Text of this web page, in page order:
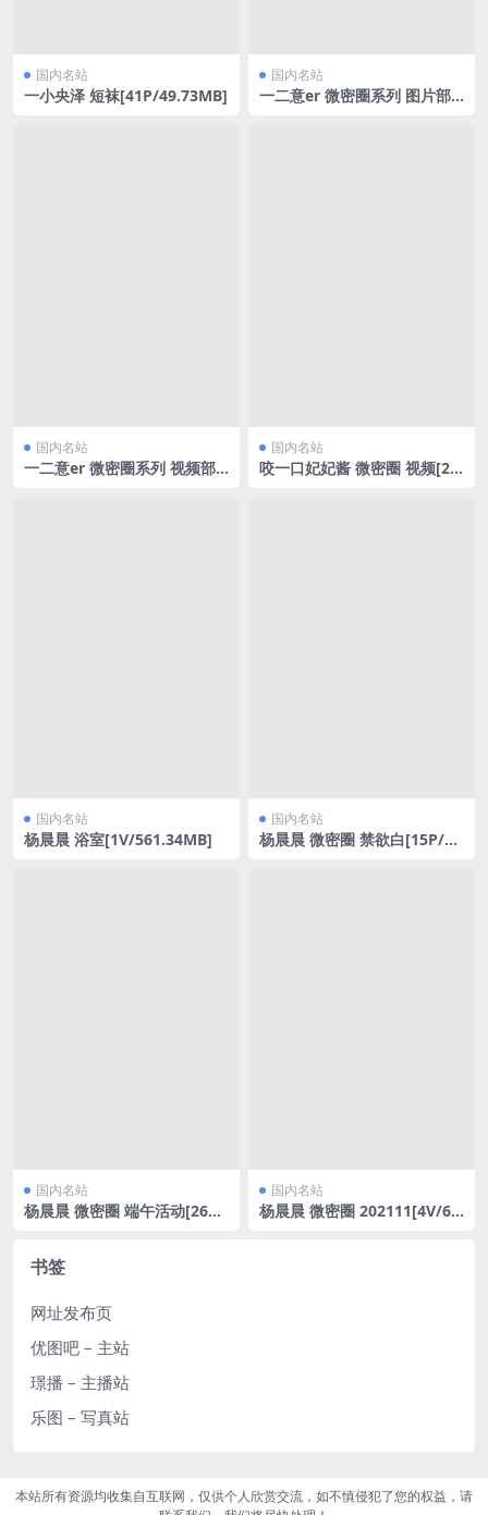
国内名站
一小央泽 短袜[41P/49.73MB]
国内名站
一二意er 微密圈系列 图片部
国内名站
一二意er 微密圈系列 视频部
国内名站
咬一口妃妃酱 微密圈 视频[25
国内名站
杨晨晨 浴室[1V/561.34MB]
国内名站
杨晨晨 微密圈 禁欲白[15P/1
国内名站
杨晨晨 微密圈 端午活动[26P/
国内名站
杨晨晨 微密圈 202111[4V/63
书签
网址发布页
优图吧 – 主站
璟播 – 主播站
乐图 – 写真站
本站所有资源均收集自互联网，仅供个人欣赏交流，如不慎侵犯了您的权益，请